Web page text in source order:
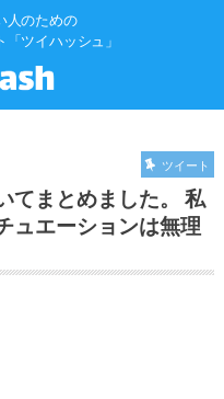
人のための
ツイハッシュ」
ツイート
てまとめました。 私
ュエーションは無理